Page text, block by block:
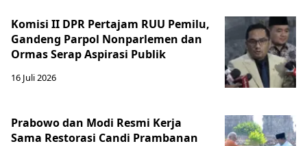
Komisi II DPR Pertajam RUU Pemilu,
Gandeng Parpol Nonparlemen dan
Ormas Serap Aspirasi Publik
16 Juli 2026
Prabowo dan Modi Resmi Kerja
Sama Restorasi Candi Prambanan